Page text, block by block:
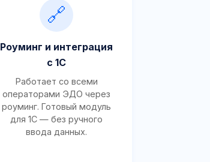
🔗
Роуминг и интеграция
с 1С
Работает со всеми
операторами ЭДО через
роуминг. Готовый модуль
для 1С — без ручного
ввода данных.